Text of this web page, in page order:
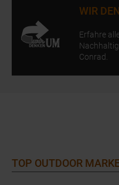
WIR
Erfahre
Conrad.
TOP OUTDOOR